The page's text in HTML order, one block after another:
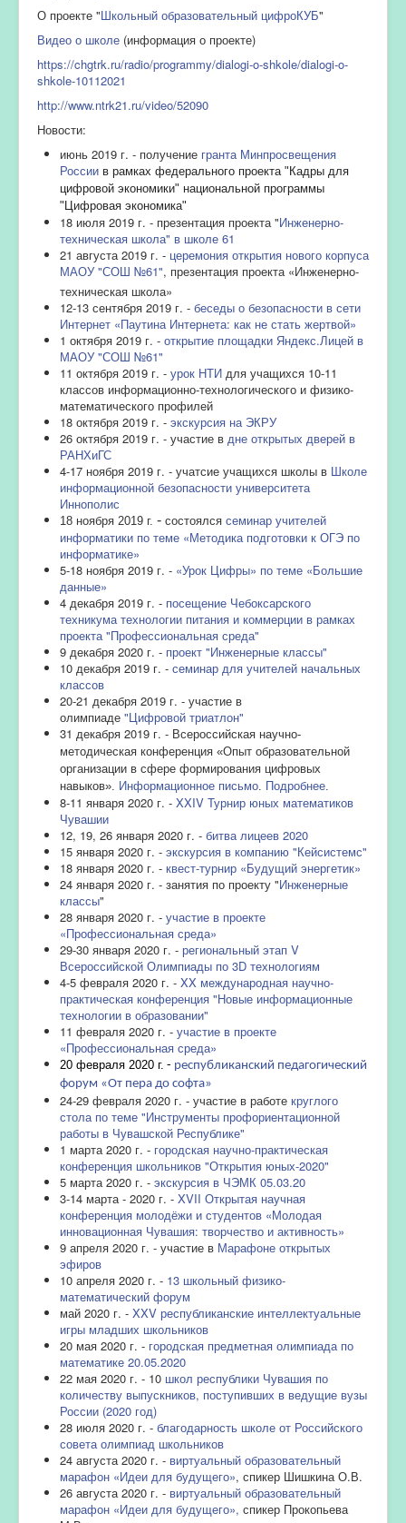
О проекте "Школьный образовательный цифроКУБ"
Видео о школе (информация о проекте)
https://chgtrk.ru/radio/programmy/dialogi-o-shkole/dialogi-o-
shkole-10112021
http://www.ntrk21.ru/video/52090
Новости:
июнь 2019 г. - получение гранта Минпросвещения
России в рамках федерального проекта "Кадры для
цифровой экономики" национальной программы
"Цифровая экономика"
18 июля 2019 г. - презентация проекта "Инженерно-
техническая школа" в школе 61
21 августа 2019 г. - церемония открытия нового корпуса
МАОУ "СОШ №61", презентация проекта «Инженерно-
техническая школа»
12-13 сентября 2019 г. - беседы о безопасности в сети
Интернет «Паутина Интернета: как не стать жертвой»
1 октября 2019 г. - открытие площадки Яндекс.Лицей в
МАОУ "СОШ №61"
11 октября 2019 г. - урок НТИ для учащихся 10-11
классов информационно-технологического и физико-
математического профилей
18 октября 2019 г. - экскурсия на ЭКРУ
26 октября 2019 г. - участие в дне открытых дверей в
РАНХиГС
4-17 ноября 2019 г. - учатсие учащихся школы в Школе
информационной безопасности университета
Иннополис
18 ноября 2019 г. - состоялся семинар учителей
информатики по теме «Методика подготовки к ОГЭ по
информатике»
5-18 ноября 2019 г. - «Урок Цифры» по теме «Большие
данные»
4 декабря 2019 г. - посещение Чебоксарского
техникума технологии питания и коммерции в рамках
проекта "Профессиональная среда"
9 декабря 2020 г. - проект "Инженерные классы"
10 декабря 2019 г. - семинар для учителей начальных
классов
20-21 декабря 2019 г. - участие в
олимпиаде "Цифровой триатлон"
31 декабря 2019 г. - Всероссийская научно-
методическая конференция «Опыт образовательной
организации в сфере формирования цифровых
навыков». Информационное письмо Подробнее
8-11 января 2020 г. - XXIV Турнир юных математиков
Чувашии
12, 19, 26 января 2020 г. - битва лицеев 2020
15 января 2020 г. - экскурсия в компанию "Кейсистемс"
18 января 2020 г. - квест-турнир «Будущий энергетик»
24 января 2020 г. - занятия по проекту "Инженерные
классы"
28 января 2020 г. - участие в проекте
«Профессиональная среда»
29-30 января 2020 г. - региональный этап V
Всероссийской Олимпиады по 3D технологиям
4-5 февраля 2020 г. - XX международная научно-
практическая конференция "Новые информационные
технологии в образовании"
11 февраля 2020 г. - участие в проекте
«Профессиональная среда»
20 февраля 2020 г. - республиканский педагогический
форум «От пера до софта»
24-29 февраля 2020 г. - участие в работе круглого
стола по теме "Инструменты профориентационной
работы в Чувашской Республике"
1 марта 2020 г. - городская научно-практическая
конференция школьников "Открытия юных-2020"
5 марта 2020 г. - экскурсия в ЧЭМК 05.03.20
3-14 марта - 2020 г. - XVII Открытая научная
конференция молодёжи и студентов «Молодая
инновационная Чувашия: творчество и активность»
9 апреля 2020 г. - участие в Марафоне открытых
эфиров
10 апреля 2020 г. - 13 школьный физико-
математический форум
май 2020 г. - XXV республиканские интеллектуальные
игры младших школьников
20 мая 2020 г. - городская предметная олимпиада по
математике 20.05.2020
22 мая 2020 г. - 10 школ республики Чувашия по
количеству выпускников, поступивших в ведущие вузы
России (2020 год)
28 июля 2020 г. - благодарность школе от Российского
совета олимпиад школьников
24 августа 2020 г. - виртуальный образовательный
марафон «Идеи для будущего», спикер Шишкина О.В.
26 августа 2020 г. - виртуальный образовательный
марафон «Идеи для будущего», спикер Прокопьева